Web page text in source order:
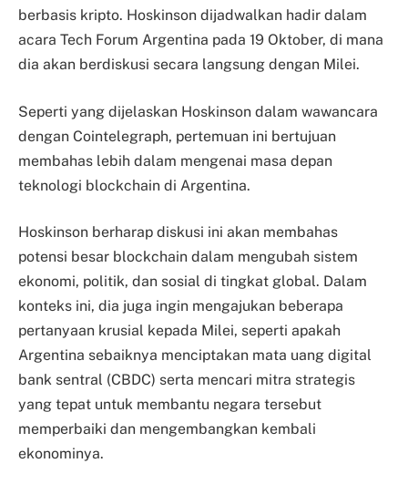
berbasis kripto. Hoskinson dijadwalkan hadir dalam
acara Tech Forum Argentina pada 19 Oktober, di mana
dia akan berdiskusi secara langsung dengan Milei.
Seperti yang dijelaskan Hoskinson dalam wawancara
dengan Cointelegraph, pertemuan ini bertujuan
membahas lebih dalam mengenai masa depan
teknologi blockchain di Argentina.
Hoskinson berharap diskusi ini akan membahas
potensi besar blockchain dalam mengubah sistem
ekonomi, politik, dan sosial di tingkat global. Dalam
konteks ini, dia juga ingin mengajukan beberapa
pertanyaan krusial kepada Milei, seperti apakah
Argentina sebaiknya menciptakan mata uang digital
bank sentral (CBDC) serta mencari mitra strategis
yang tepat untuk membantu negara tersebut
memperbaiki dan mengembangkan kembali
ekonominya.